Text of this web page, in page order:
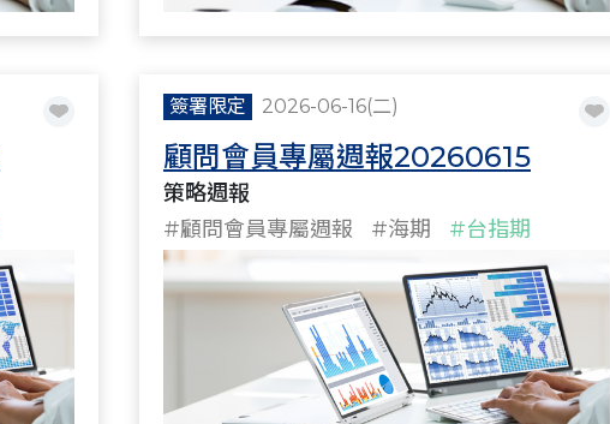
簽署限定 2026-06-16(二)
顧問會員專屬週報20260615
策略週報
#顧問會員專屬週報
#海期
#台指期
#策略